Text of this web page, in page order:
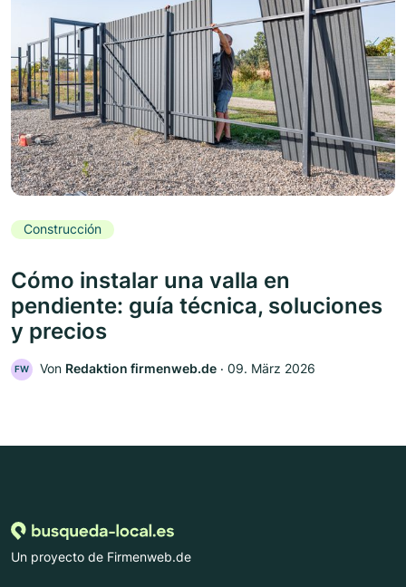
Construcción
Cómo instalar una valla en
pendiente: guía técnica, soluciones
y precios
FW Von Redaktion firmenweb.de ‧ 09. März 2026
Un proyecto de Firmenweb.de